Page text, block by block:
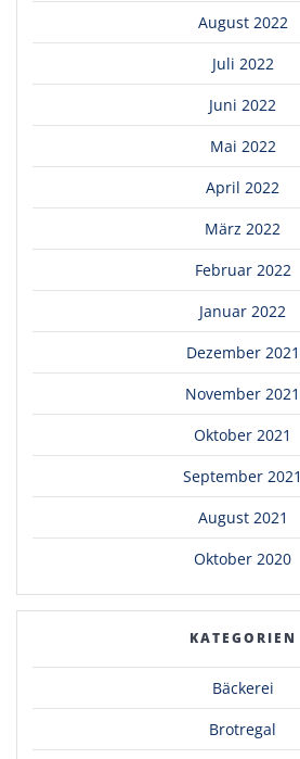
August 2022
Juli 2022
Juni 2022
Mai 2022
April 2022
März 2022
Februar 2022
Januar 2022
Dezember 2021
November 2021
Oktober 2021
September 2021
August 2021
Oktober 2020
KATEGORIEN
Bäckerei
Brotregal